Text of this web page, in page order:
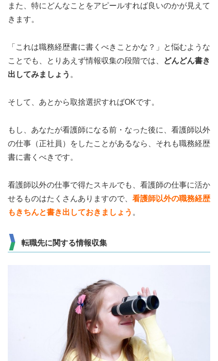
また、特にどんなことをアピールすれば良いのかが見えて
きます。
「これは職務経歴書に書くべきことかな？」と悩むような
ことでも、とりあえず情報収集の段階では、
どんどん書き
出してみましょう 。
そして、あとから取捨選択すればOKです。
もし、あなたが看護師になる前・なった後に、看護師以外
の仕事（正社員）をしたことがあるなら、それも職務経歴
書に書くべきです。
看護師以外の仕事で得たスキルでも、看護師の仕事に活か
せるものはたくさんありますので、 看護師以外の職務経歴
もきちんと書き出しておきましょう 。
転職先に関する情報収集